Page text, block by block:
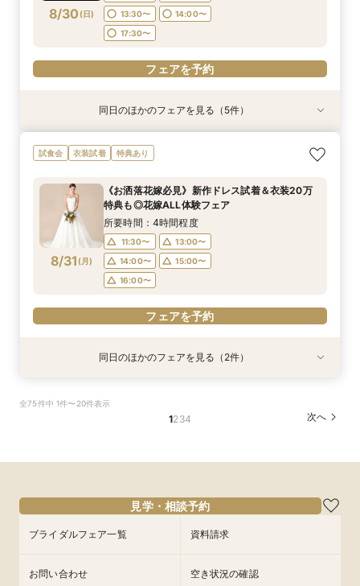
フェアを予約
17:30〜
フェアを予約
フェアを予約
8/30 (日)
13:30〜
14:00〜
17:30〜
フェアを予約
特典あり
8/30 (日
直前予約OK《2件目以降の来館◎》会場まるごと
比較検討フェア
9:00〜
10:00〜
13:30〜
14:00〜
17:30〜
フェアを予約
特典あり
8/30 (日
残2席＼憧れの和婚を叶える★/神前式＊挙式スタ
イル相談×贅沢試食フェア
9:00〜
10:00〜
13:30〜
14:00〜
17:30〜
フェアを予約
特典あり
8/30 (日
【料理重視の方必見】午前中フェア参加で国産牛
含む4万円相当試食×会場コーディネート見学！
なしフェア♪
所要時間：2時間30分程度
13:30〜
14:00〜
17:30〜
フェアを予約
特典あり
8/30 (日
＼初見学の方へ☆フェア優待付／感動のチャペル
体験×豪華試食
9:00〜
10:00〜
13:30〜
14:00〜
17:30〜
フェアを予約
8/30 (日
＼6名からOK★少人数でも貸切！／特別プラン
見積もり相談会×試食付
13:30〜 17:30〜
フェアを予約
同日のほかのフェアを見る（5件）
試食会 衣装試着 特典あり
8/31 (月)
《お洒落花嫁必見》新作ドレス試着＆衣装20万
特典も◎花嫁ALL体験フェア
所要時間：4時間程度
11:30〜
13:00〜
14:00〜
15:00〜
16:00〜
フェアを予約
特典あり
8/31
園ツアー＊特典あり♪
8/31
討の方/少人数会食プラン相談会】日本庭園を一
望できる空間のご案内＆ドレス20万円OFFチ
11:30〜
12:30〜
17:00〜
フェアを予約
同日のほかのフェアを見る（2件）
全75件中 1件〜20件表示
1234 次へ
見学・相談予約
ブライダルフェア一覧 資料請求
お問い合わせ 空き状況の確認